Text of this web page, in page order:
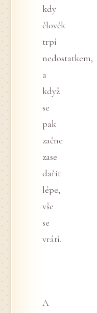
kdy
člověk
trpí
nedostatkem,
a
když
se
pak
začne
zase
dařit
lépe,
vše
se
vrátí.
A